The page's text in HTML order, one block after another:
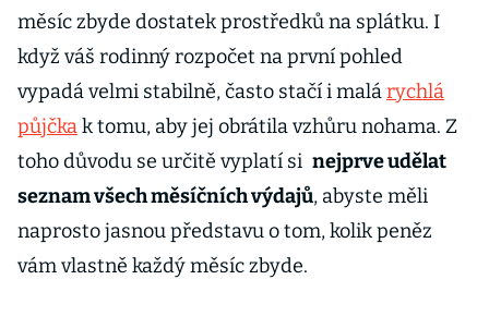
měsíc zbyde dostatek prostředků na splátku. I
když váš rodinný rozpočet na první pohled
vypadá velmi stabilně, často stačí i malárychlá
půjčkak tomu, aby jej obrátila vzhůru nohama. Z
toho důvodu se určitě vyplatí si nejprve udělat
seznam všech měsíčních výdajů, abyste měli
naprosto jasnou představu o tom, kolik peněz
vám vlastně každý měsíc zbyde.